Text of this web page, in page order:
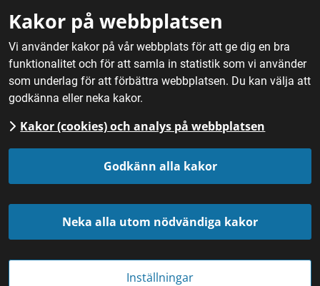
Kakor på webbplatsen
Vi använder kakor på vår webbplats för att ge dig en bra
funktionalitet och för att samla in statistik som vi använder
som underlag för att förbättra webbplatsen. Du kan välja att
godkänna eller neka kakor.
Kakor (cookies) och analys på webbplatsen
Godkänn alla kakor
Neka alla utom nödvändiga kakor
Inställningar
Hem / Nyheter
Foto: Pixabay